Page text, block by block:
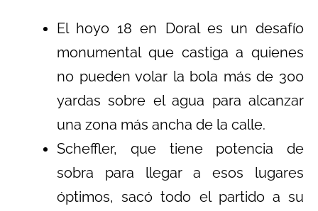
El hoyo 18 en Doral es un desafío
monumental que castiga a quienes
no pueden volar la bola más de 300
yardas sobre el agua para alcanzar
una zona más ancha de la calle.
Scheffler, que tiene potencia de
sobra para llegar a esos lugares
óptimos, sacó todo el partido a su